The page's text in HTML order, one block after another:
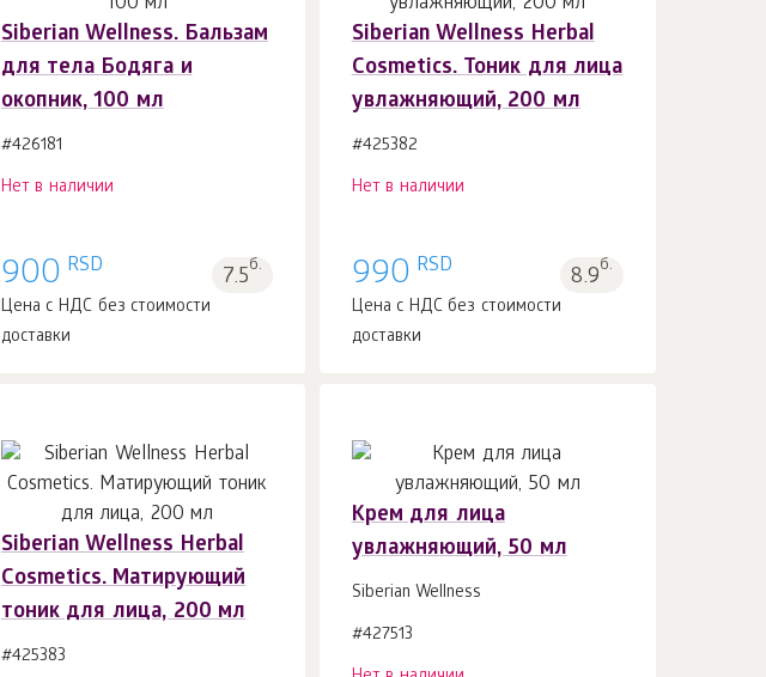
Siberian Wellness. Бальзам
для тела Бодяга и
окопник, 100 мл
#426181
Нет в наличии
900 RSD 7.5б.
Цена с НДС без стоимости
доставки
Siberian Wellness Herbal
Cosmetics. Тоник для лица
увлажняющий, 200 мл
#425382
Нет в наличии
990 RSD 8.9б.
Цена с НДС без стоимости
доставки
Siberian Wellness Herbal
Cosmetics. Матирующий
тоник для лица, 200 мл
#425383
Крем для лица
увлажняющий, 50 мл
Siberian Wellness
#427513